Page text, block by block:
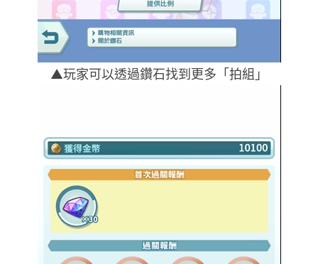
▲玩家可以透過鑽石找到更多「拍組」